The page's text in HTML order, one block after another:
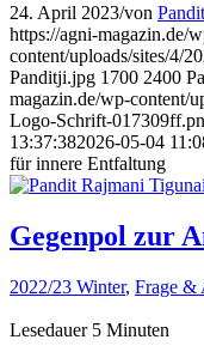
24. April 2023/von
https://agni-magazin.de/
content/uploads/sites/4/
Panditji.jpg 1700 2400
magazin.de/wp-content/
Logo-Schrift-
13:37:382026-05-04
für innere Entfaltung
Gegenpol zur
2022/23 Winter, Frage &
Lesedauer 5 Minuten